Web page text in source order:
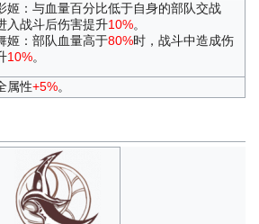
姬：与血量百分比低于自身的部队交战
入战斗后伤害提升10%。
姬：部队血量高于80%时，战斗中造成伤
10%。
属性+5%。